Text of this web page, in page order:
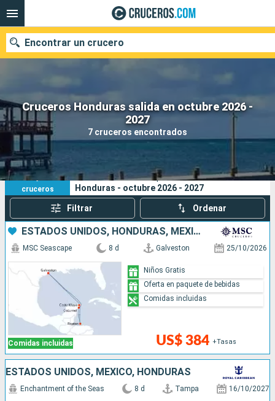
Cruceros Honduras salida en octubre 2026 -
2027
7 cruceros encontrados
Encontrar un crucero
Nuestros destinos
Fecha de salida
Puertos Compañías
Buscar
7
cruceros
Sus criterios de búsqueda:
Honduras - octubre 2026 - 2027
Filtrar Ordenar
ESTADOS UNIDOS, HONDURAS, MÉXICO
Comidas incluidas
MSC Seascape 8 d Galveston 25/10/2026
US$ 384 +Tasas
Niños Gratis
Oferta en paquete de bebidas
Comidas incluidas
ESTADOS UNIDOS, MÉXICO, HONDURAS
Enchantment of the Seas 8 d Tampa 16/10/2027